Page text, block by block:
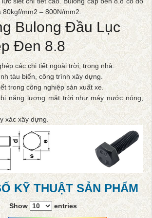
mm2 – 800N/mm2.
Bulong Đầu Lục
Đen 8.8
các chi tiết ngoài trời, trong nhà.
tàu biển, công trình xây dựng.
trong công nghiệp sản xuất xe.
năng lượng mặt trời như máy nước nóng,
xác xây dựng.
KỸ THUẬT SẢN PHẨM
Show entries